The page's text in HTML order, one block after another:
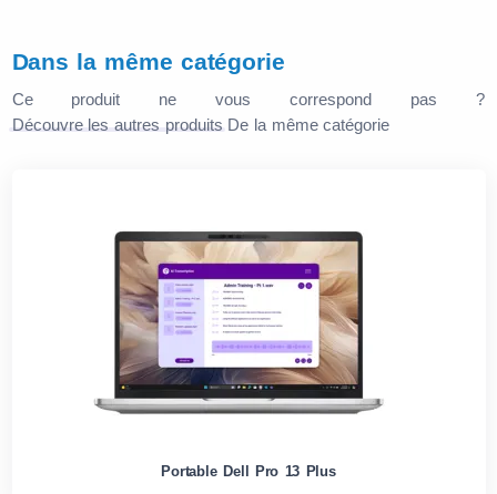
Dans la même catégorie
Ce produit ne vous correspond pas ?
Découvre les autres produits De la même catégorie
Portable Dell Pro 13 Plus